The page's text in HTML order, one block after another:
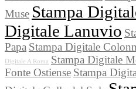
Muse Stampa
Digitale Lanuvio
Papa Stampa Digitale
Digitale A Roma Stampa Digitale
Fonte Ostiense Stampa